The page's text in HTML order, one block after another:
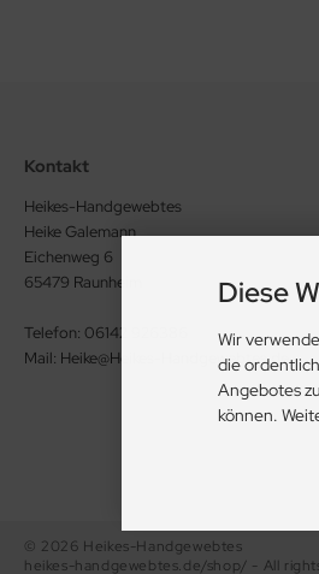
Kontakt
Heikes-Handgewebtes
Heike Galemann
Eichenweg 6
65479 Raunheim
Telefon: 06142 926386
Mail: Heike@Heikes-Handgewebtes.de
© 2026 Heikes-Handgewebtes
heikes-handgewebtes.de/shop/ - All
Diese
Wir
die
Angebotes
können.